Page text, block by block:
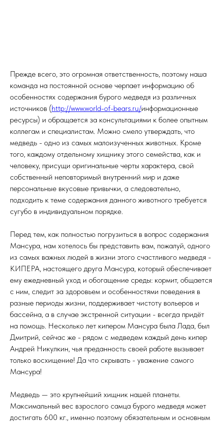
Прежде всего, это огромная ответственность, поэтому наша
команда на постоянной основе черпает информацию об
особенностях содержания бурого медведя из различных
источников (http://www.world-of-bears.ru/информационные
ресурсы) и обращается за консультациями к более опытным
коллегам и специалистам. Можно смело утверждать, что
медведь - одно из самых малоизученных животных. Кроме
того, каждому отдельному хищнику этого семейства, как и
человеку, присущи оригинальные черты характера, свой
собственный неповторимый внутренний мир и даже
персональные вкусовые привычки, а следовательно,
подходить к теме содержания данного животного требуется
сугубо в индивидуальном порядке.
Перед тем, как полностью погрузиться в вопрос содержания
Мансура, нам хотелось бы представить вам, пожалуй, одного
из самых важных людей в жизни этого счастливого медведя -
КИПЕРА, настоящего друга Мансура, который обеспечивает
ему ежедневный уход и обогащение среды: кормит, общается
с ним, следит за здоровьем и особенностями поведения в
разные периоды жизни, поддерживает чистоту вольеров и
бассейна, а в случае экстренной ситуации - всегда придёт
на помощь. Несколько лет кипером Мансура была Лада, был
Дмитрий, сейчас же - рядом с медведем каждый день кипер
Андрей Никулкин, чья преданность своей работе вызывает
только восхищение! Да что скрывать - уважение самого
Мансура!
Медведь — это крупнейший хищник нашей планеты.
Максимальный вес взрослого самца бурого медведя может
достигать 600 кг., именно поэтому обязательным и основным